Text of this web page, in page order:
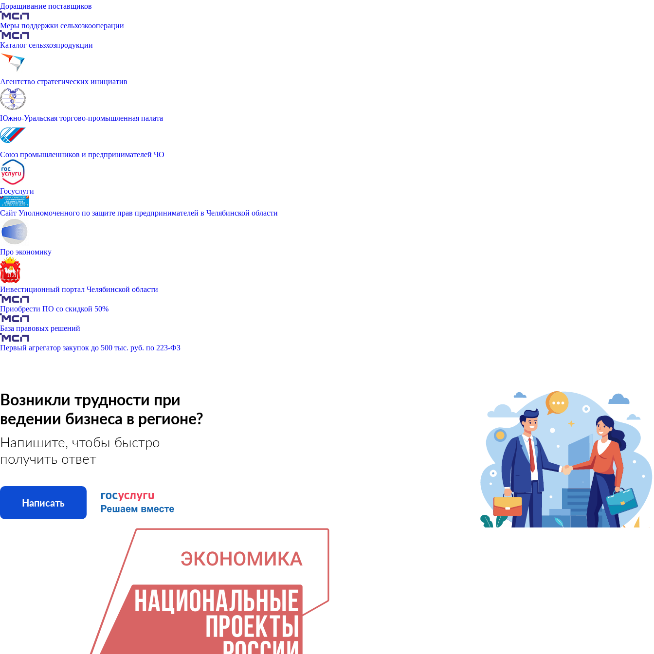
Доращивание поставщиков
Меры поддержки сельхозкооперации
Каталог сельзхозпродукции
Агентство стратегических инициатив
Южно-Уральская торгово-промышленная палата
Союз промышленников и предпринимателей ЧО
Госуслуги
Сайт Уполномоченного по защите прав предпринимателей в Челябинской области
Про экономику
Инвестиционный портал Челябинской области
Приобрести ПО со скидкой 50%
База правовых решений
Первый агрегатор закупок до 500 тыс. руб. по 223-ФЗ
Возникли трудности при
ведении бизнеса в регионе?
Напишите, чтобы быстро
получить ответ
Написать